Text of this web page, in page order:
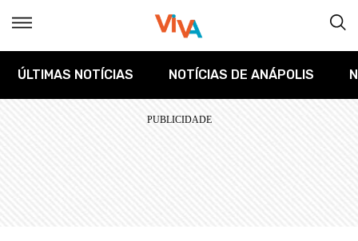
ÚLTIMAS NOTÍCIAS NOTÍCIAS DE ANÁPOLIS